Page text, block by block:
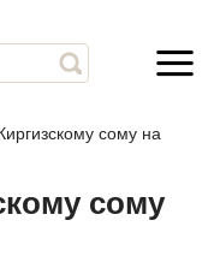
сому на
сому